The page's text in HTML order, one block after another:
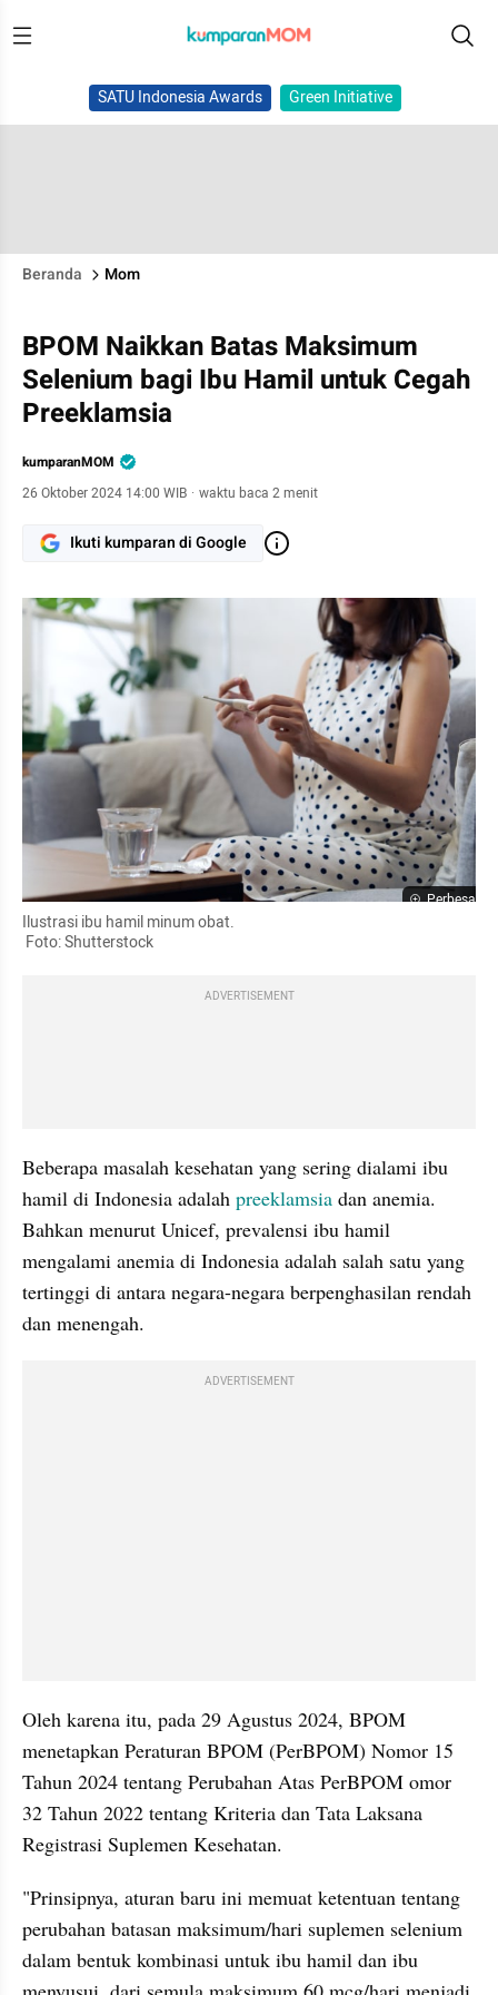
SATU Indonesia Awards Green Initiative
Beranda Mom
BPOM Naikkan Batas Maksimum
Selenium bagi Ibu Hamil untuk Cegah
Preeklamsia
kumparanMOM
26 Oktober 2024 14:00 WIB · waktu baca 2 menit
Ikuti kumparan di Google
Perbesar
Ilustrasi ibu hamil minum obat.
Foto: Shutterstock
ADVERTISEMENT
Beberapa masalah kesehatan yang sering dialami ibu
hamil di Indonesia adalah preeklamsia dan anemia.
Bahkan menurut Unicef, prevalensi ibu hamil
mengalami anemia di Indonesia adalah salah satu yang
tertinggi di antara negara-negara berpenghasilan rendah
dan menengah.
ADVERTISEMENT
Oleh karena itu, pada 29 Agustus 2024, BPOM
menetapkan Peraturan BPOM (PerBPOM) Nomor 15
Tahun 2024 tentang Perubahan Atas PerBPOM omor
32 Tahun 2022 tentang Kriteria dan Tata Laksana
Registrasi Suplemen Kesehatan.
"Prinsipnya, aturan baru ini memuat ketentuan tentang
perubahan batasan maksimum/hari suplemen selenium
dalam bentuk kombinasi untuk ibu hamil dan ibu